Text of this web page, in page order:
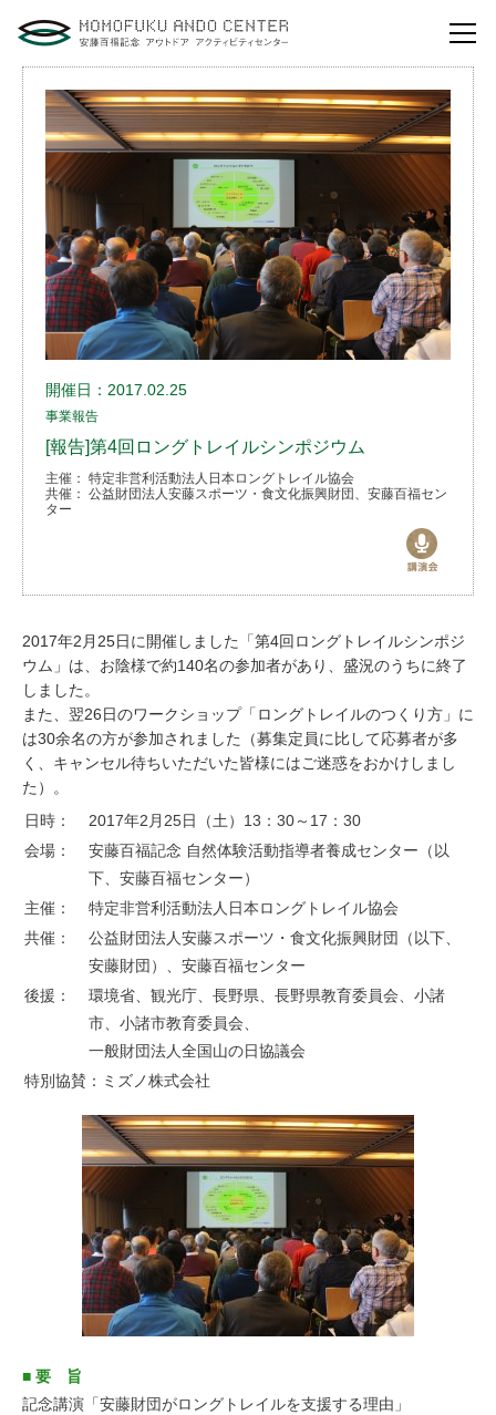
自然体験活動とは？
安藤百福センターの役割とビジョン
研修・講演
体験イベント
安藤百福センターのご案内
アクセスマップ
よくあるご質問
利用お申し込み
開催日：2017.02.25
事業報告
[報告]第4回ロングトレイルシンポジウム
主催： 特定非営利活動法人日本ロングトレイル協会
共催： 公益財団法人安藤スポーツ・食文化振興財団、安藤百福セン
ター
2017年2月25日に開催しました「第4回ロングトレイルシンポジ
ウム」は、お陰様で約140名の参加者があり、盛況のうちに終了
しました。
また、翌26日のワークショップ「ロングトレイルのつくり方」に
は30余名の方が参加されました（募集定員に比して応募者が多
く、キャンセル待ちいただいた皆様にはご迷惑をおかけしまし
た）。
日時：
2017年2月25日（土）13：30～17：30
会場：
安藤百福記念 自然体験活動指導者養成センター（以
下、安藤百福センター）
主催：
特定非営利活動法人日本ロングトレイル協会
共催：
公益財団法人安藤スポーツ・食文化振興財団（以下、
安藤財団）、安藤百福センター
後援：
環境省、観光庁、長野県、長野県教育委員会、小諸
市、小諸市教育委員会、
一般財団法人全国山の日協議会
特別協賛：ミズノ株式会社
■ 要 旨
記念講演「安藤財団がロングトレイルを支援する理由」